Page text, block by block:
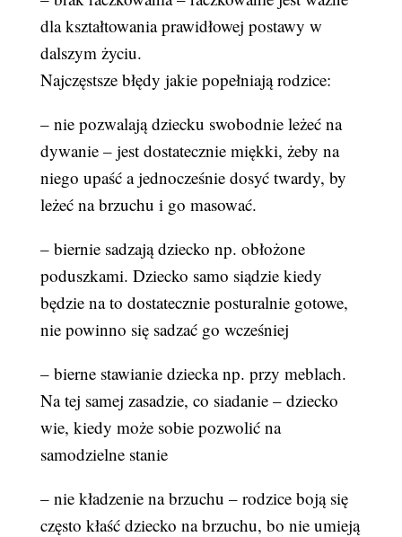
dla kształtowania prawidłowej postawy w
dalszym życiu.
Najczęstsze błędy jakie popełniają rodzice:
– nie pozwalają dziecku swobodnie leżeć na
dywanie – jest dostatecznie miękki, żeby na
niego upaść a jednocześnie dosyć twardy, by
leżeć na brzuchu i go masować.
– biernie sadzają dziecko np. obłożone
poduszkami. Dziecko samo siądzie kiedy
będzie na to dostatecznie posturalnie gotowe,
nie powinno się sadzać go wcześniej
– bierne stawianie dziecka np. przy meblach.
Na tej samej zasadzie, co siadanie – dziecko
wie, kiedy może sobie pozwolić na
samodzielne stanie
– nie kładzenie na brzuchu – rodzice boją się
często kłaść dziecko na brzuchu, bo nie umieją